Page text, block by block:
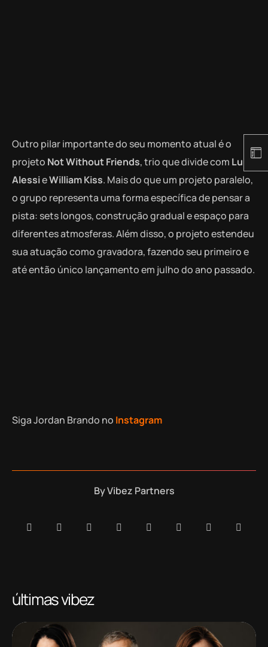
Outro pilar importante do seu momento atual é o
projeto Not Without Friends, trio que divide com Luke
AlessieWilliam Kiss. Mais do que um projeto paralelo,
o grupo representa uma forma específica de pensar a
pista: sets longos, construção gradual e espaço para
diferentes atmosferas. Além disso, o projeto estendeu
sua atuação como gravadora, fazendo seu primeiro e
até então único lançamento em julho do ano passado.
Siga Jordan Brando no Instagram
ByVibez Partners
últimas vibez